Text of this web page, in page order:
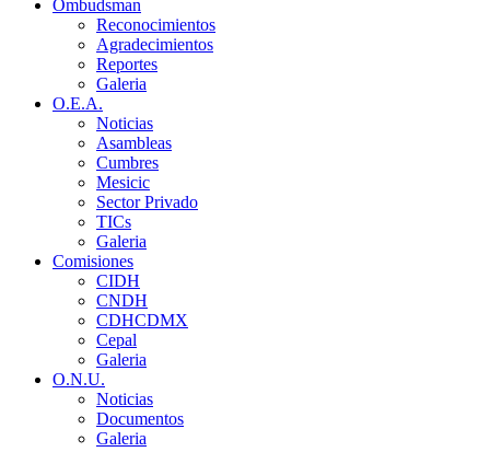
Ombudsman
Reconocimientos
Agradecimientos
Reportes
Galeria
O.E.A.
Noticias
Asambleas
Cumbres
Mesicic
Sector Privado
TICs
Galeria
Comisiones
CIDH
CNDH
CDHCDMX
Cepal
Galeria
O.N.U.
Noticias
Documentos
Galeria